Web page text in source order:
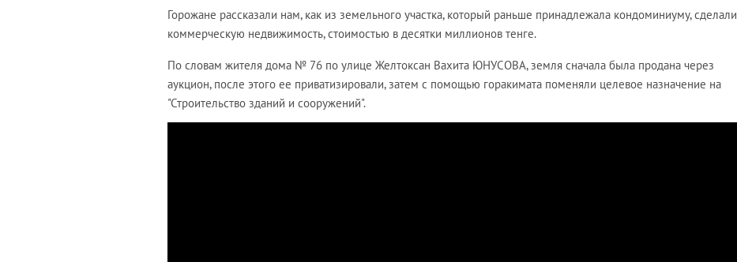
Горожане рассказали нам, как из земельного участка, который раньше принадлежала кондоминиуму, сделали
коммерческую недвижимость, стоимостью в десятки миллионов тенге.
По словам жителя дома № 76 по улице Желтоксан Вахита ЮНУСОВА, земля сначала была продана через
аукцион, после этого ее приватизировали, затем с помощью горакимата поменяли целевое назначение на
"Строительство зданий и сооружений".